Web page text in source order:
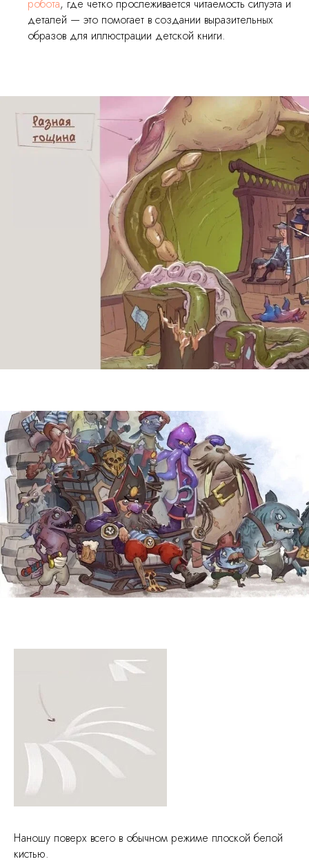
робота, где четко прослеживается читаемость силуэта и
деталей — это помогает в создании выразительных
образов для иллюстрации детской книги.
Наношу поверх всего в обычном режиме плоской белой
кистью.
Еще статьи по теме: